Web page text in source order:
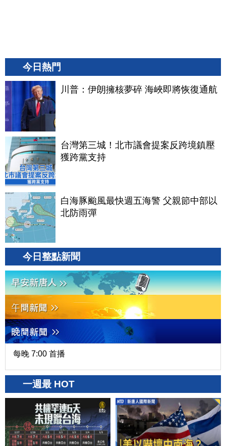
今日熱門
川普：伊朗擁核夢碎 海峽即將恢復通航
台灣第三城！北市議會提案反跨境鎮壓
獲跨黨支持
白海豚颱風最快週五海警 父親節中部以
北防雨彈
今日整點新聞
每晚 7:00 首播
一週最 HOT